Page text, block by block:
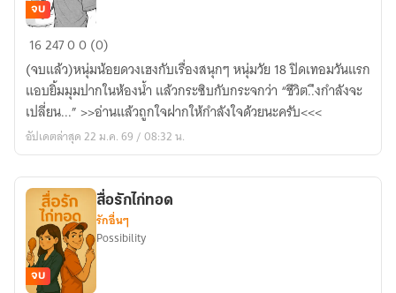
เฮง
ตู
อยู่ๆ
ก็..
จบ
1624700 (0)
(จบแล้ว)หนุ่มน้อยดวงเฮงกับเรื่องสนุกๆ หนุ่มวัย 18 ปิดเทอมวันแรก
แอบยิ้มมุมปากในห้องน้ำ แล้วกระซิบกับกระจกว่า “ชีวิต..ึงกำลังจะ
เปลี่ยน...” >>อ่านแล้วถูกใจฝากให้กำลังใจด้วยนะครับ<<<
อัปเดตล่าสุด 22 ม.ค. 69 / 08:32 น.
จบ
สื่อรักไก่ทอด
รักอื่นๆ
Possibility